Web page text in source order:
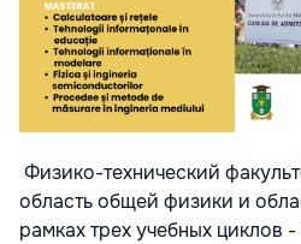
Физико-технический
область общей физики и
рамках трех учебных циклов -